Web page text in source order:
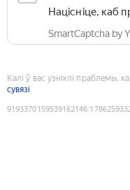
Націсніце, каб
SmartCaptcha by
Калі ў вас узніклі праблемы,
сувязі
9193370159539162146: